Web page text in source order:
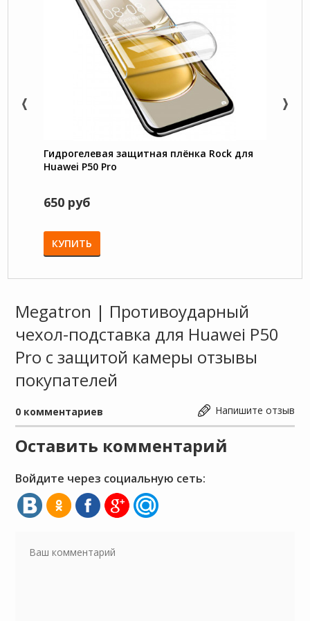
Гидрогелевая защитная плёнка Rock для
Huawei P50 Pro
650 руб
КУПИТЬ
Megatron | Противоударный
чехол-подставка для Huawei P50
Pro с защитой камеры отзывы
покупателей
Напишите отзыв
0 комментариев
Оставить комментарий
Войдите через социальную сеть: